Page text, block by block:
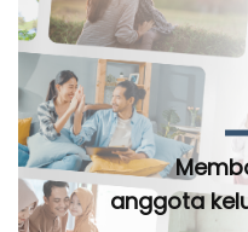
anggota